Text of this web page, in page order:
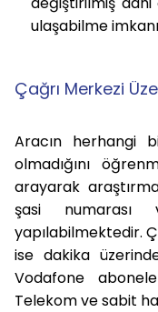
ulaşabilme
Çağrı Merkezi
Aracın herhangi
olmadığını
arayarak
şasi numarası
yapılabilmektedir.
ise dakika
Vodafone
Telekom ve sabit